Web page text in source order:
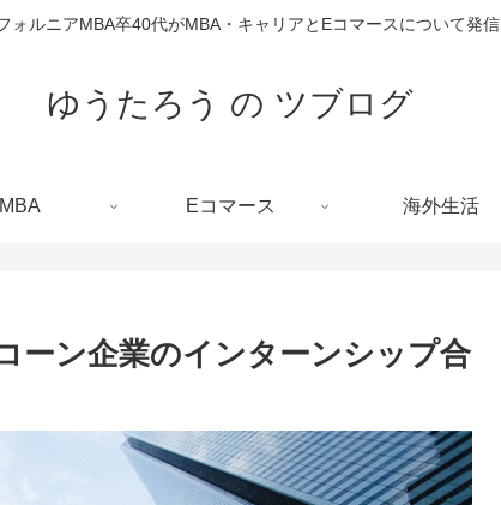
ォルニアMBA卒40代がMBA・キャリアとEコマースについて発信
ゆうたろう の ツブログ
MBA Eコマース 海外生活
ーン企業のインターンシップ合